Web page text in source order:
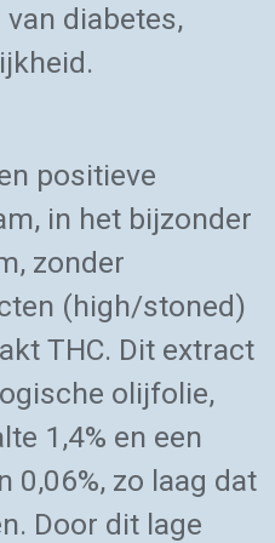
diabetes,
positieve
in het bijzonder
zonder
(high/stoned)
THC. Dit extract
olijfolie,
1,4% en een
0,06%, zo laag dat
Door dit lage